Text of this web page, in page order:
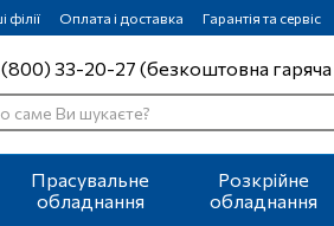
філії Оплата і доставка Гарантія та сервіс
33-20-27 (безкоштовна гаряча
Прасувальне
обладнання
Розкрійне
обладнання